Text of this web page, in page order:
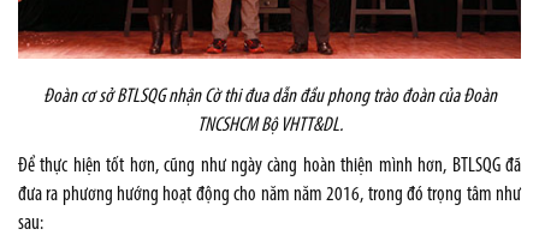
Đoàn cơ sở BTLSQG nhận Cờ thi đua dẫn đầu phong trào đoàn của Đoàn
TNCSHCM Bộ VHTT&DL.
Để thực hiện tốt hơn, cũng như ngày càng hoàn thiện mình hơn, BTLSQG đã
đưa ra phương hướng hoạt động cho năm năm 2016, trong đó trọng tâm như
sau: